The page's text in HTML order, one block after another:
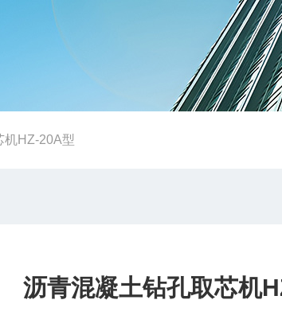
机HZ-20A型
沥青混凝土钻孔取芯机